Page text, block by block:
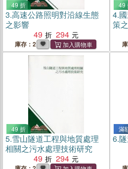
49 折
3.高速公路照明對沿線生態
之影響
49
294
庫存：2
49
4.
策
49 折
5.雪山隧道工程與地質處理
相關之污水處理技術研究
49
294
滿
6.